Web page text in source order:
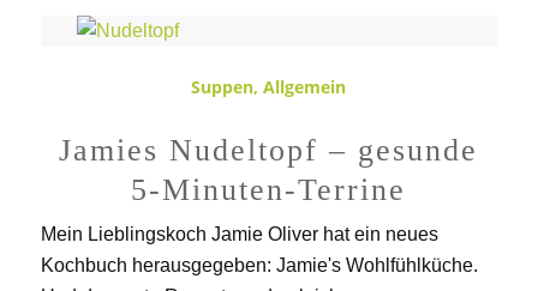
Suppen,Allgemein
Jamies Nudeltopf – gesunde
5-Minuten-Terrine
Mein Lieblingskoch Jamie Oliver hat ein neues
Kochbuch herausgegeben: Jamie's Wohlfühlküche.